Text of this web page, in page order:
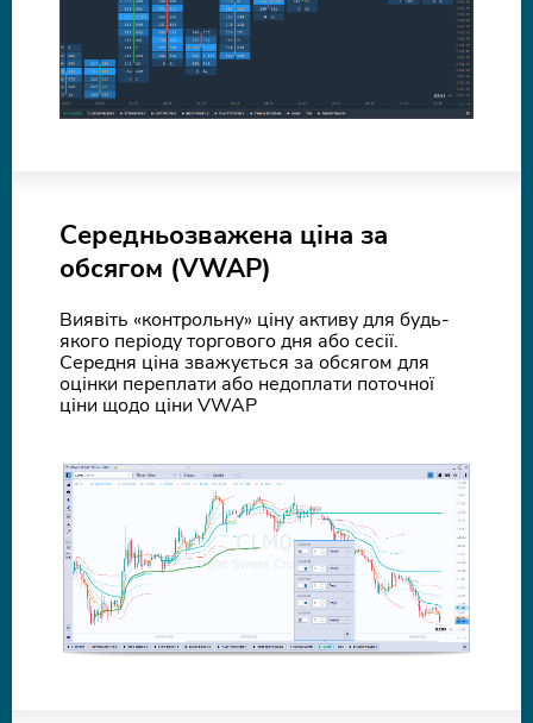
Середньозважена ціна за
обсягом (VWAP)
Виявіть «контрольну» ціну активу для будь-
якого періоду торгового дня або сесії.
Середня ціна зважується за обсягом для
оцінки переплати або недоплати поточної
ціни щодо ціни VWAP